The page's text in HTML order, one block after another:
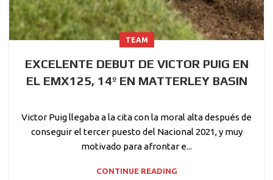
TEAM
EXCELENTE DEBUT DE VICTOR PUIG EN
EL EMX125, 14º EN MATTERLEY BASIN
Victor Puig llegaba a la cita con la moral alta después de
conseguir el tercer puesto del Nacional 2021, y muy
motivado para afrontar e...
CONTINUE READING